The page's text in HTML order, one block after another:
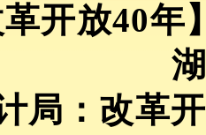
开放40年
局：改革